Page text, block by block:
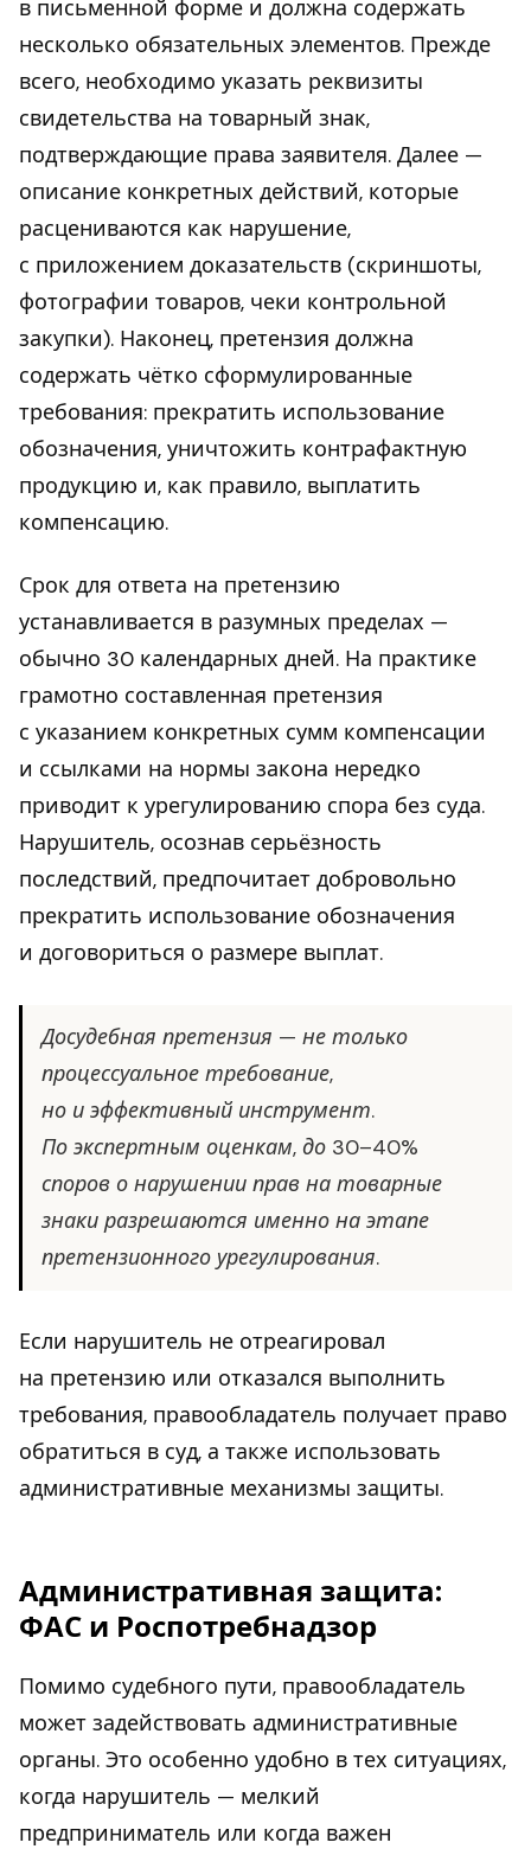
в письменной форме и должна содержать
несколько обязательных элементов. Прежде
всего, необходимо указать реквизиты
свидетельства на товарный знак,
подтверждающие права заявителя. Далее —
описание конкретных действий, которые
расцениваются как нарушение,
с приложением доказательств (скриншоты,
фотографии товаров, чеки контрольной
закупки). Наконец, претензия должна
содержать чётко сформулированные
требования: прекратить использование
обозначения, уничтожить контрафактную
продукцию и, как правило, выплатить
компенсацию.
Срок для ответа на претензию
устанавливается в разумных пределах —
обычно 30 календарных дней. На практике
грамотно составленная претензия
с указанием конкретных сумм компенсации
и ссылками на нормы закона нередко
приводит к урегулированию спора без суда.
Нарушитель, осознав серьёзность
последствий, предпочитает добровольно
прекратить использование обозначения
и договориться о размере выплат.
Досудебная претензия — не только
процессуальное требование,
но и эффективный инструмент.
По экспертным оценкам, до 30–40%
споров о нарушении прав на товарные
знаки разрешаются именно на этапе
претензионного урегулирования.
Если нарушитель не отреагировал
на претензию или отказался выполнить
требования, правообладатель получает право
обратиться в суд, а также использовать
административные механизмы защиты.
Административная защита:
ФАС и Роспотребнадзор
Помимо судебного пути, правообладатель
может задействовать административные
органы. Это особенно удобно в тех ситуациях,
когда нарушитель — мелкий
предприниматель или когда важен